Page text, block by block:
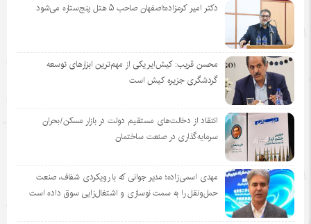
دکتر امیر کرمزاده؛اصفهان صاحب ۵ هتل پنج‌ستاره می‌شود
محسن قریب: کیش‌ایر یکی از مهم‌ترین ابزارهای توسعه
گردشگری جزیره کیش است
انتقاد از دخالت‌های مستقیم دولت در بازار مسکن/بحران
سرمایه‌گذاری در صنعت ساختمان
مهدی اسمی‌زاده؛ مدیر جوانی که با رویکردی شفاف، صنعت
حمل‌ونقل را به سمت نوسازی و اشتغال‌زایی سوق داده است